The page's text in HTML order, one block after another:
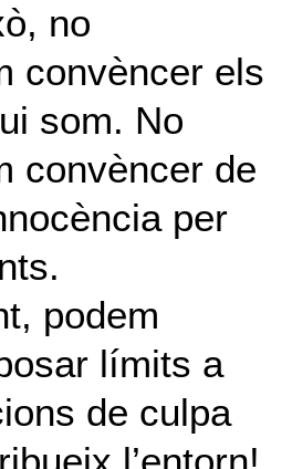
no
convèncer els
som. No
convèncer de
per
podem
límits a
de culpa